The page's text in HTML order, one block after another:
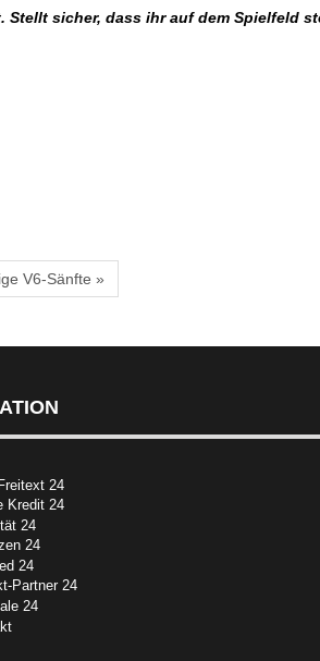
Stellt sicher, dass ihr auf dem Spielfeld
V6-Sänfte »
24
Kredit 24
24
24
24
Partner 24
24